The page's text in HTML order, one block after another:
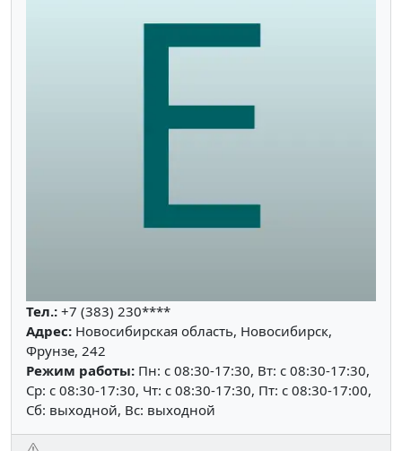
Тел.: +7 (383) 230****
Адрес: Новосибирская область, Новосибирск,
Фрунзе, 242
Режим работы: Пн: c 08:30-17:30, Вт: c 08:30-17:30,
Ср: c 08:30-17:30, Чт: c 08:30-17:30, Пт: c 08:30-17:00,
Сб: выходной, Вс: выходной